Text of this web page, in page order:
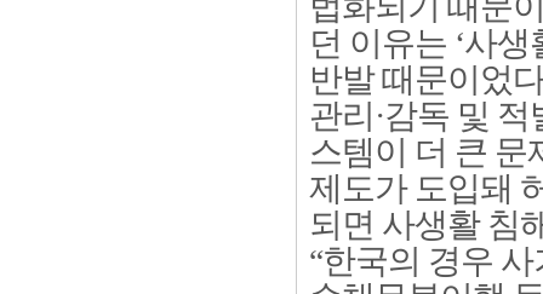
던 이유는 ‘사
반발 때문이었
관리·감독 및
스템이 더 큰 문
제도가 도입돼
되면 사생활 침
“한국의 경우